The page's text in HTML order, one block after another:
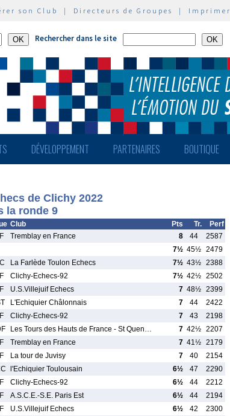
son Club | Directeurs de Groupes | Imprimer
Rechercher dans le site
DÉVELOPPEMENT PARTENAIRES BOUTIQUE
de Clichy 2022
la ronde 9
Club Pts Tr.
Perf
Tremblay en France 8 44
2587
7½ 45½
2479
La Farlède Toulon Echecs 7½ 43½
2388
Clichy-Echecs-92 7½ 42½
2502
U.S.Villejuif Echecs 7 48½
2399
L'Echiquier Châlonnais 7 44
2422
Clichy-Echecs-92 7 43
2198
Les Tours des Hauts de France - St Quen… 7 42½
2207
Tremblay en France 7 41½
2179
La tour de Juvisy 7 40
2154
l'Echiquier Toulousain 6½ 47
2290
Clichy-Echecs-92 6½ 44
2212
A.S.C.E.-S.E. Paris Est 6½ 44
2194
U.S.Villejuif Echecs 6½ 42
2300